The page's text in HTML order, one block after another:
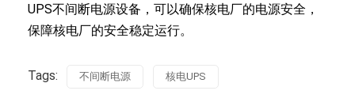
UPS不间断电源设备，可以确保核电厂的电源安全，
保障核电厂的安全稳定运行。
Tags: 不间断电源 核电UPS